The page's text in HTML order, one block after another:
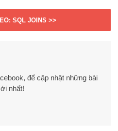
SQL JOINS >>
để cập nhật những bài
nhất!